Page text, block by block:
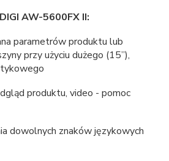
AW-5600FX II:
parametrów produktu lub
przy użyciu dużego (15”),
produktu, video - pomoc
dowolnych znaków językowych